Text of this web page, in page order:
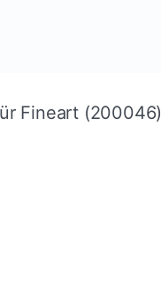
Fineart (200046)